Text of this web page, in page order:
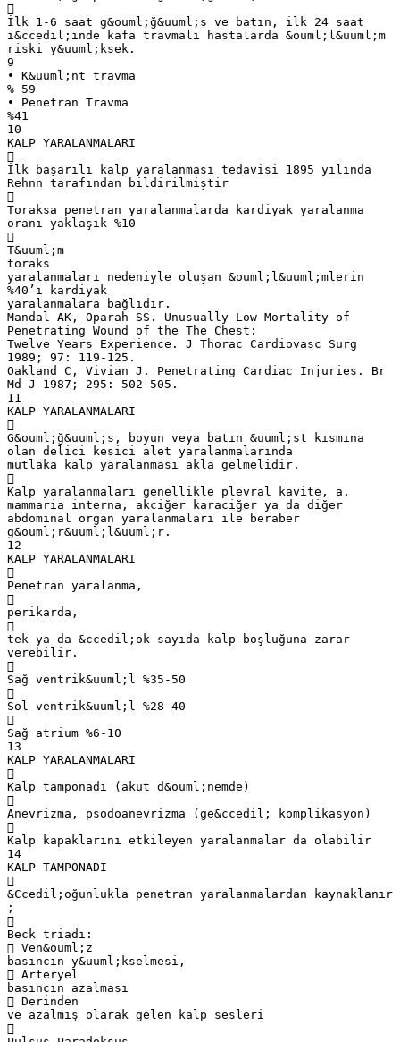

İlk 1-6 saat g&ouml;ğ&uuml;s ve batın, ilk 24 saat
i&ccedil;inde kafa travmalı hastalarda &ouml;l&uuml;m
riski y&uuml;ksek.
9
• K&uuml;nt travma
% 59
• Penetran Travma
%41
10
KALP YARALANMALARI

İlk başarılı kalp yaralanması tedavisi 1895 yılında
Rehnn tarafından bildirilmiştir

Toraksa penetran yaralanmalarda kardiyak yaralanma
oranı yaklaşık %10

T&uuml;m
toraks
yaralanmaları nedeniyle oluşan &ouml;l&uuml;mlerin
%40’ı kardiyak
yaralanmalara bağlıdır.
Mandal AK, Oparah SS. Unusually Low Mortality of
Penetrating Wound of the The Chest:
Twelve Years Experience. J Thorac Cardiovasc Surg
1989; 97: 119-125.
Oakland C, Vivian J. Penetrating Cardiac Injuries. Br
Md J 1987; 295: 502-505.
11
KALP YARALANMALARI

G&ouml;ğ&uuml;s, boyun veya batın &uuml;st kısmına
olan delici kesici alet yaralanmalarında
mutlaka kalp yaralanması akla gelmelidir.

Kalp yaralanmaları genellikle plevral kavite, a.
mammaria interna, akciğer karaciğer ya da diğer
abdominal organ yaralanmaları ile beraber
g&ouml;r&uuml;l&uuml;r.
12
KALP YARALANMALARI

Penetran yaralanma,

perikarda,

tek ya da &ccedil;ok sayıda kalp boşluğuna zarar
verebilir.

Sağ ventrik&uuml;l %35-50

Sol ventrik&uuml;l %28-40

Sağ atrium %6-10
13
KALP YARALANMALARI

Kalp tamponadı (akut d&ouml;nemde)

Anevrizma, psodoanevrizma (ge&ccedil; komplikasyon)

Kalp kapaklarını etkileyen yaralanmalar da olabilir
14
KALP TAMPONADI

&Ccedil;oğunlukla penetran yaralanmalardan kaynaklanır
;

Beck triadı:
 Ven&ouml;z
basıncın y&uuml;kselmesi,
 Arteryel
basıncın azalması
 Derinden
ve azalmış olarak gelen kalp sesleri
